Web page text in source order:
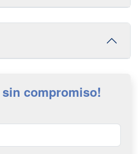
compromiso!